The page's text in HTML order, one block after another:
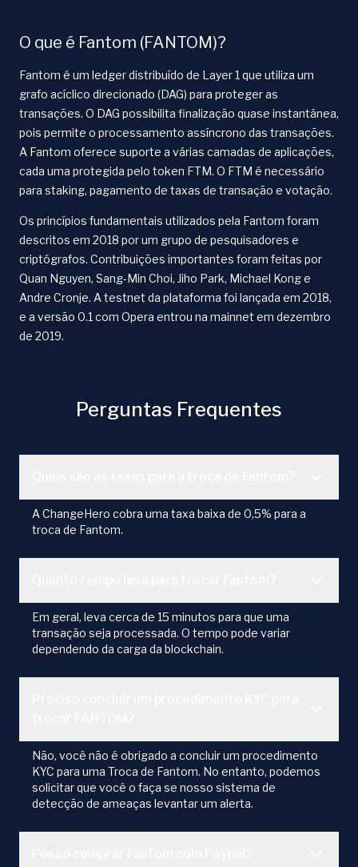
O que é Fantom (FANTOM)?
Fantom é um ledger distribuído de Layer 1 que utiliza um
grafo acíclico direcionado (DAG) para proteger as
transações. O DAG possibilita finalização quase instantânea,
pois permite o processamento assíncrono das transações.
A Fantom oferece suporte a várias camadas de aplicações,
cada uma protegida pelo token FTM. O FTM é necessário
para staking, pagamento de taxas de transação e votação.
Os princípios fundamentais utilizados pela Fantom foram
descritos em 2018 por um grupo de pesquisadores e
criptógrafos. Contribuições importantes foram feitas por
Quan Nguyen, Sang-Min Choi, Jiho Park, Michael Kong e
Andre Cronje. A testnet da plataforma foi lançada em 2018,
e a versão 0.1 com Opera entrou na mainnet em dezembro
de 2019.
Perguntas Frequentes
A ChangeHero cobra uma taxa baixa de 0,5% para a
troca de Fantom.
Em geral, leva cerca de 15 minutos para que uma
transação seja processada. O tempo pode variar
dependendo da carga da blockchain.
Não, você não é obrigado a concluir um procedimento
KYC para uma Troca de Fantom. No entanto, podemos
solicitar que você o faça se nosso sistema de
detecção de ameaças levantar um alerta.